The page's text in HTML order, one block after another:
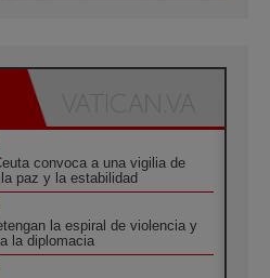
convoca a una vigilia de
paz y la estabilidad
la espiral de violencia y
la diplomacia